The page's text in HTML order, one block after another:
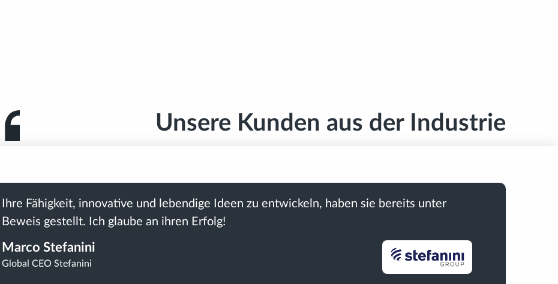
Unsere Kunden aus der Industrie
Ihre Fähigkeit, innovative und lebendige Ideen zu entwickeln, haben sie bereits unter
Beweis gestellt. Ich glaube an ihren Erfolg!
Marco Stefanini
Global CEO Stefanini